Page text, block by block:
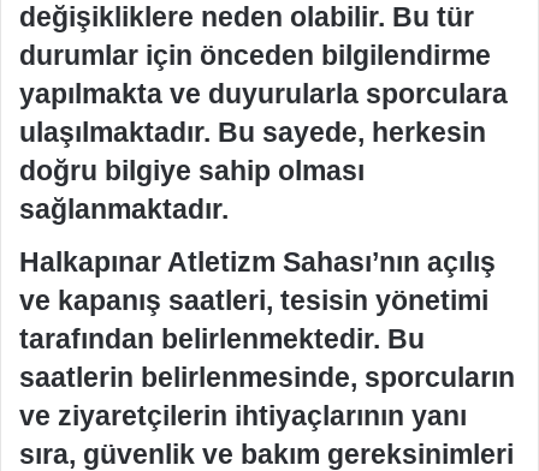
değişikliklere neden olabilir. Bu tür
durumlar için önceden bilgilendirme
yapılmakta ve duyurularla sporculara
ulaşılmaktadır. Bu sayede, herkesin
doğru bilgiye sahip olması
sağlanmaktadır.
Halkapınar Atletizm Sahası’nın açılış
ve kapanış saatleri, tesisin yönetimi
tarafından belirlenmektedir. Bu
saatlerin belirlenmesinde, sporcuların
ve ziyaretçilerin ihtiyaçlarının yanı
sıra, güvenlik ve bakım gereksinimleri